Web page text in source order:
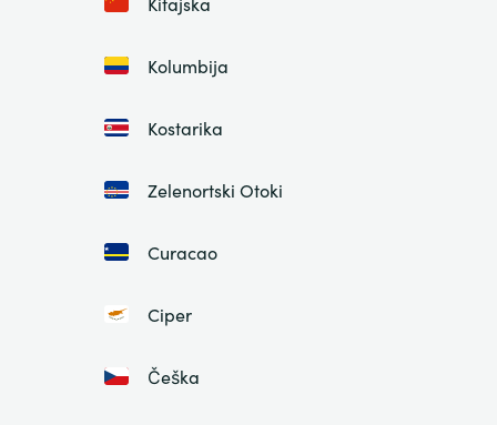
Kolumbija
Kostarika
Zelenortski Otoki
Curacao
Ciper
Češka